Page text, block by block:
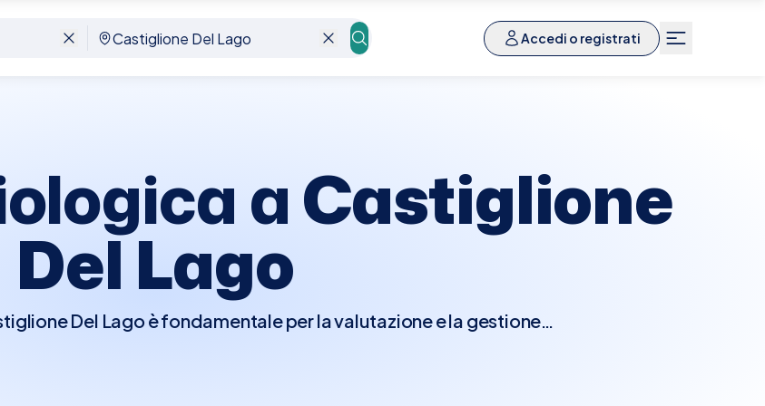
Accedi o registrati
aCastiglione
Del Lago
Del Lago è fondamentale per la valutazione e la gestione